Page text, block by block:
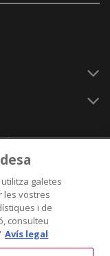
galetes
les vostres
i de
consulteu
Avís legal